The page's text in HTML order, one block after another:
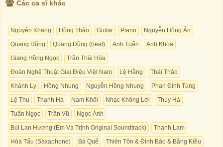
Các ca sĩ khác
Nguyên Khang Hồng Thảo Guitar Piano
Nguyễn Hồng Ân
Quang Dũng
Quang Dũng (beat) Anh Tuấn
Anh Khoa
Giang Hồng Ngọc
Trần Thái Hòa
Đoàn Nghệ Thuật Giai Điệu Việt Nam
Lệ Hằng
Thái Thảo
Khánh Ly
Hồng Nhung Nguyễn Hồng Nhung
Phan Đinh Tùng
Lệ Thu
Thanh Hà Nam Khôi Nhạc Không Lời
Thúy Hà
Tuấn Ngọc
Trần Vũ
Ngọc Ánh
Bùi Lan Hương (Em Và Trịnh Original Soundtrack)
Thanh Lam
Hòa Tấu (Saxaphone)
Bá Quế
Thiên Tôn & Đình Bảo & Bằng Kiều